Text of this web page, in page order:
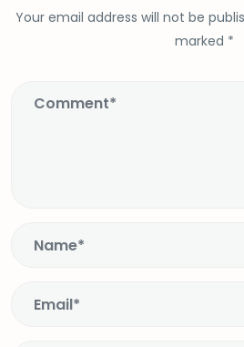
Your email address will not be
marked *